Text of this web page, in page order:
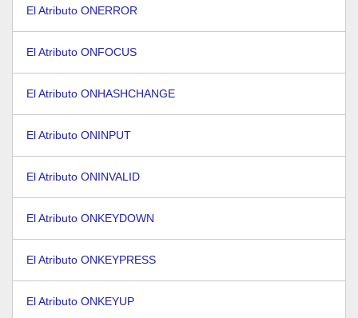
El Atributo ONERROR
El Atributo ONFOCUS
El Atributo ONHASHCHANGE
El Atributo ONINPUT
El Atributo ONINVALID
El Atributo ONKEYDOWN
El Atributo ONKEYPRESS
El Atributo ONKEYUP